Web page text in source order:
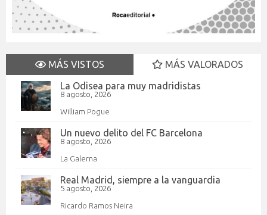
MÁS VISTOS
MÁS VALORADOS
La Odisea para muy madridistas
8 agosto, 2026
William Pogue
Un nuevo delito del FC Barcelona
8 agosto, 2026
La Galerna
Real Madrid, siempre a la vanguardia
5 agosto, 2026
Ricardo Ramos Neira